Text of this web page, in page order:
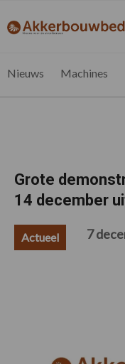
de
de
de
de
akkerbouwbedrijf.be
Nieuws
Nieuws Machines
Grote
14 december
Actueel 7